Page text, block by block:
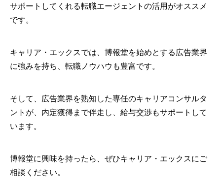
サポートしてくれる転職エージェントの活用がオススメ
です。
キャリア・エックスでは、博報堂を始めとする広告業界
に強みを持ち、転職ノウハウも豊富です。
そして、広告業界を熟知した専任のキャリアコンサルタ
ントが、内定獲得まで伴走し、給与交渉もサポートして
います。
博報堂に興味を持ったら、ぜひキャリア・エックスにご
相談ください。